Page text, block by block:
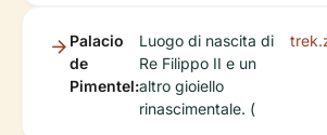
Palacio
de
Pimentel:
Luogo di nascita di
Re Filippo II e un
altro gioiello
rinascimentale. (